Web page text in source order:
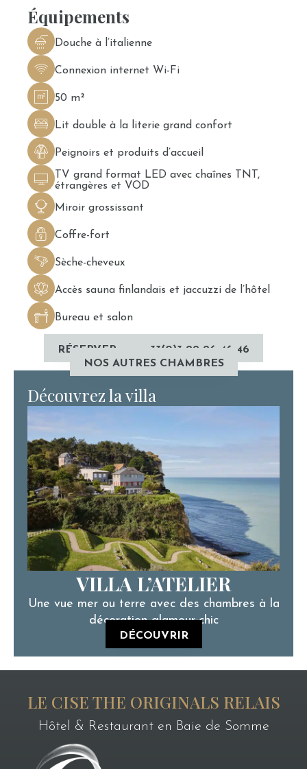
Équipements
Douche à l’italienne
Connexion internet Wi-Fi
50 m²
Lit double à la literie grand confort
Peignoirs et produits d’accueil
TV grand format LED avec chaînes TNT,
étrangères et VOD
Miroir grossissant
Coffre-fort
Sèche-cheveux
Accès sauna finlandais et jaccuzzi de l’hôtel
Bureau et salon
RÉSERVER
+33(0)3 22 26 46 46
NOS AUTRES CHAMBRES
Découvrez la villa
VILLA L’ATELIER
Une vue mer ou terre avec des chambres à la
décoration glamour-chic
DÉCOUVRIR
LE CISE THE ORIGINALS RELAIS
Hôtel & Restaurant en Baie de Somme